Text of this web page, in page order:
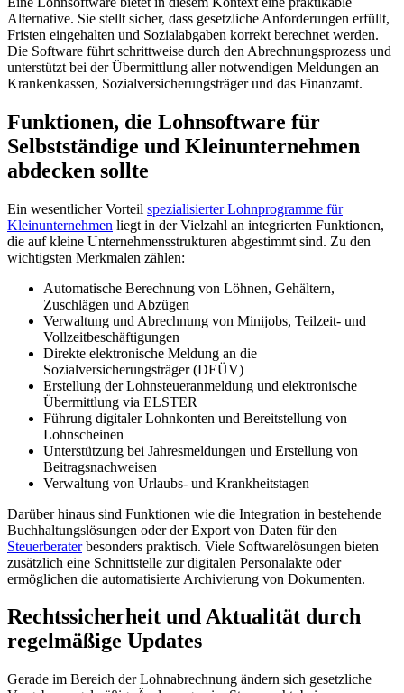
Alternative. Sie stellt sicher, dass gesetzliche Anforderungen erfüllt,
Fristen eingehalten und Sozialabgaben korrekt berechnet werden.
Die Software führt schrittweise durch den Abrechnungsprozess und
unterstützt bei der Übermittlung aller notwendigen Meldungen an
Krankenkassen, Sozialversicherungsträger und das Finanzamt.
Funktionen, die Lohnsoftware für
Selbstständige und Kleinunternehmen
abdecken sollte
Ein wesentlicher Vorteil spezialisierter Lohnprogramme für
Kleinunternehmen liegt in der Vielzahl an integrierten Funktionen,
die auf kleine Unternehmensstrukturen abgestimmt sind. Zu den
wichtigsten Merkmalen zählen:
Automatische Berechnung von Löhnen, Gehältern,
Zuschlägen und Abzügen
Verwaltung und Abrechnung von Minijobs, Teilzeit- und
Vollzeitbeschäftigungen
Direkte elektronische Meldung an die
Sozialversicherungsträger (DEÜV)
Erstellung der Lohnsteueranmeldung und elektronische
Übermittlung via ELSTER
Führung digitaler Lohnkonten und Bereitstellung von
Lohnscheinen
Unterstützung bei Jahresmeldungen und Erstellung von
Beitragsnachweisen
Verwaltung von Urlaubs- und Krankheitstagen
Darüber hinaus sind Funktionen wie die Integration in bestehende
Buchhaltungslösungen oder der Export von Daten für den
Steuerberaterbesonders praktisch. Viele Softwarelösungen bieten
zusätzlich eine Schnittstelle zur digitalen Personalakte oder
ermöglichen die automatisierte Archivierung von Dokumenten.
Rechtssicherheit und Aktualität durch
regelmäßige Updates
Gerade im Bereich der Lohnabrechnung ändern sich gesetzliche